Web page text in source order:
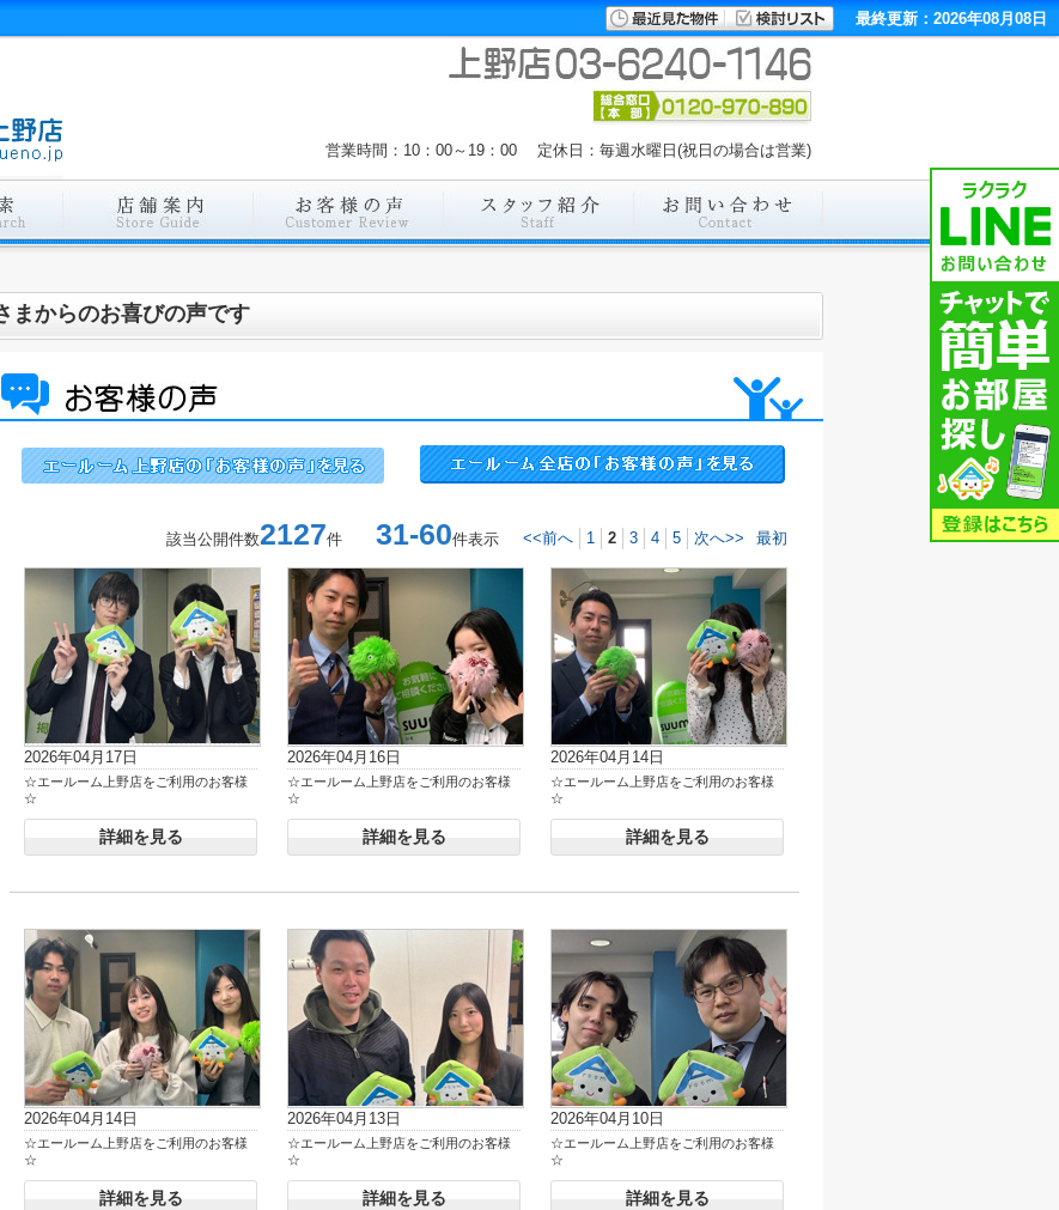
最終更新：2026年08月08日
営業時間：10：00～19：00 定休日：毎週水曜日(祝日の場合は営業)
まからのお喜びの声です
該当公開件数2127件 31-60件表示 <<前へ 1 2 3 4 5 次へ>> 最初
2026年04月17日
☆エールーム上野店をご利用のお客様
☆
詳細を見る
2026年04月16日
☆エールーム上野店をご利用のお客様
☆
詳細を見る
2026年04月14日
☆エールーム上野店をご利用のお客様
☆
詳細を見る
2026年04月14日
☆エールーム上野店をご利用のお客様
☆
詳細を見る
2026年04月13日
☆エールーム上野店をご利用のお客様
☆
詳細を見る
2026年04月10日
☆エールーム上野店をご利用のお客様
☆
詳細を見る